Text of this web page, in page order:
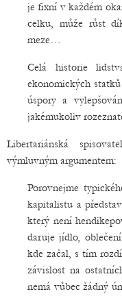
je fixní v každém
celku, může růst
meze…
Celá historie
ekonomických
úspory a
jakémukoliv
Libertariánská
výmluvným argumentem:
Porovnejme
kapitalistu a
který není
daruje jídlo,
kde začal, s tím
závislost na
nemá vůbec žádný